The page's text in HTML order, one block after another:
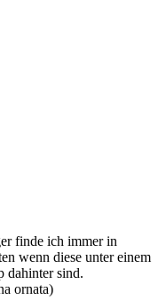
finde ich immer in
wenn diese unter einem
dahinter sind.
ornata)